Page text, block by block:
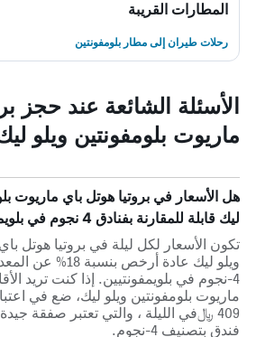
المطارات القريبة
رحلات طيران إلى مطار بلومفونتين
الأسئلة الشائعة عند حجز
ماريوت بلومفونتين ويلو
هل الأسعار في بروتيا هوتل باي ماريوت
ليك قابلة للمقارنة بفنادق 4 نجوم في بلويمفونتيين؟
تكون الأسعار لكل ليلة في بروتيا هوتل
ويلو ليك عادة
4-نجوم في بلويمفونتيين. إذا كنت تريد
ماريوت بلومفونتين ويلو ليك، ضع في
409 ﷼في الليلة ، والتي تعتبر صفقة
فندق بتصنيف 4-نجوم.